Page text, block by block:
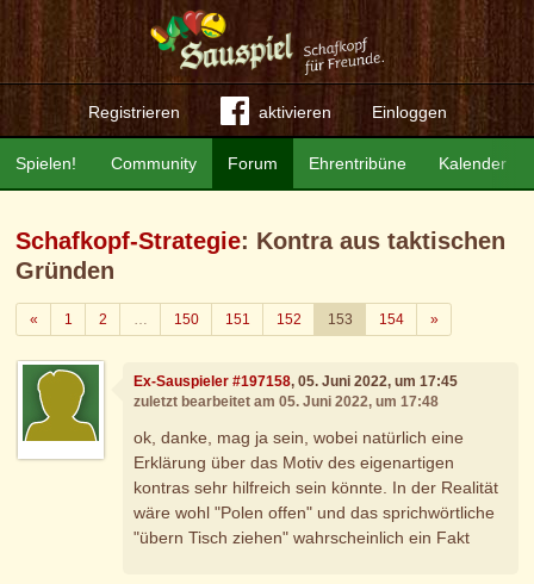
Registrieren aktivieren Einloggen
Community Forum Ehrentribüne Kalender
Spielen!
Schafkopf-Strategie: Kontra aus taktischen
Gründen
«Zurück
1 2 … 150 151 152 153 154 »Weiter
Ex-Sauspieler #197158, 05. Juni 2022, um 17:45
zuletzt bearbeitet am 05. Juni 2022, um 17:48
ok, danke, mag ja sein, wobei natürlich eine
Erklärung über das Motiv des eigenartigen
kontras sehr hilfreich sein könnte. In der Realität
wäre wohl "Polen offen" und das sprichwörtliche
"übern Tisch ziehen" wahrscheinlich ein Fakt